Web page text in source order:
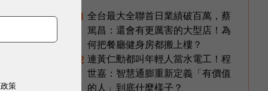
1 全台最大全聯首日業績破百萬，蔡
篤昌：還會有更厲害的大型店！為
何把餐廳健身房都搬上樓？
2 連黃仁勳都叫年輕人當水電工！程
世嘉：智慧通膨重新定義「有價值
的人」到底什麼樣子？
策